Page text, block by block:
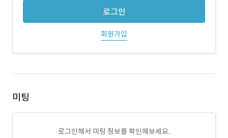
로그인
회원가입
미팅
로그인해서 미팅 정보를 확인해보세요.